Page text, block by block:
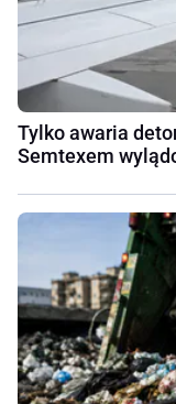
Tylko awaria
Semtexem